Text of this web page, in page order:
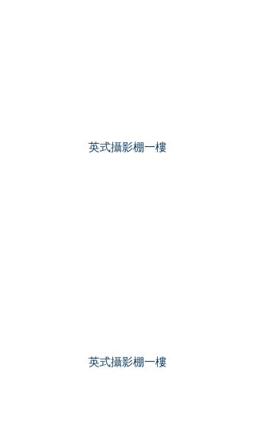
英式攝影棚一樓
英式攝影棚一樓